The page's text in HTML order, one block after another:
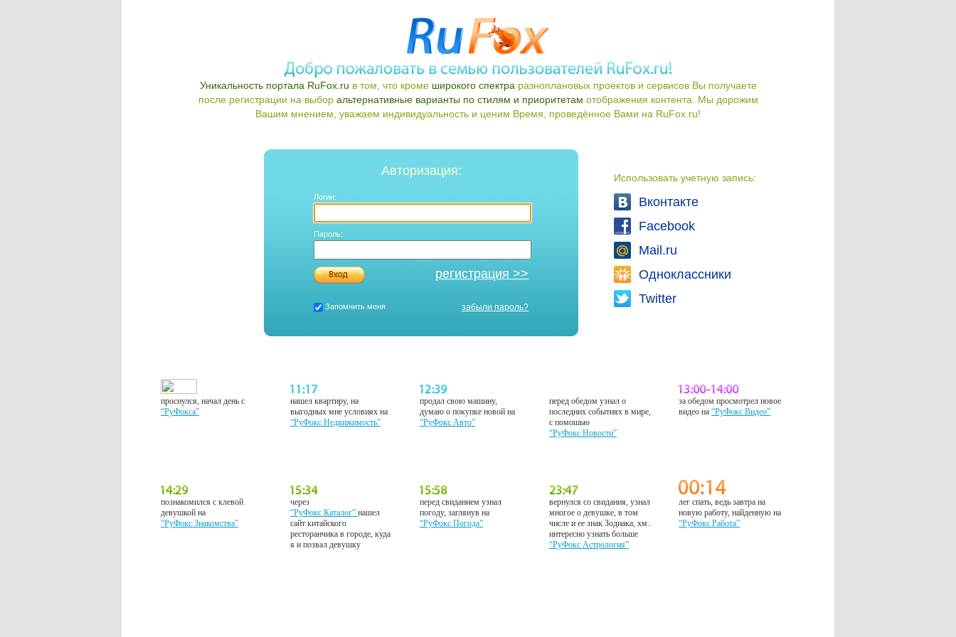
Уникальность портала RuFox.ru в том, что кроме широкого спектра разноплановых проектов и сервисов Вы получаете
после регистрации на выбор альтернативные варианты по стилям и приоритетам отображения контента. Мы дорожим
Вашим мнением, уважаем индивидуальность и ценим Время, проведённое Вами на RuFox.ru!
Использовать учетную запись:
Вконтакте
Facebook
Mail.ru
Одноклассники
Twitter
Авторизация:
Логин:
Пароль:
регистрация >>
Запомнить меня забыли пароль?
проснулся, начал день с
“РуФокса”
нашел квартиру, на
выгодных мне условиях на
“РуФокс Недвижимость”
продал свою машину,
думаю о покупке новой на
“РуФокс Авто”
перед обедом узнал о
последних событиях в мире,
с помошью
“РуФокс Новости”
за обедом просмотрел новое
видео на“РуФокс Видео”
познакомился с клевой
девушкой на
“РуФокс Знакомства”
через
“РуФокс Каталог”нашел
сайт китайского
ресторанчика в городе, куда
я и позвал девушку
перед свиданием узнал
погоду, заглянув на
“РуФокс Погода”
вернулся со свидания, узнал
многое о девушке, в том
числе и ее знак Зодиака, хм..
интересно узнать больше
“РуФокс Астрология”
лег спать, ведь завтра на
новую работу, найденную на
“РуФокс Работа”